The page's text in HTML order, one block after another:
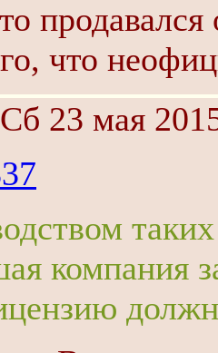
что
Сб 23 мая
компания